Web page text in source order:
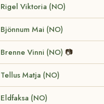
Rigel Viktoria (NO)
Bjönnum Mai (NO)
Brenne Vinni (NO) 📷
Tellus Matja (NO)
Eldfaksa (NO)